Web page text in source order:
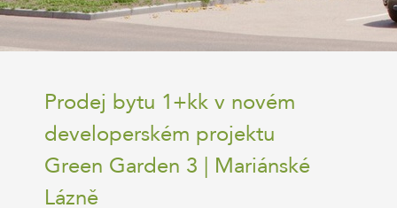
Prodej bytu 1+kk v novém
developerském projektu
Green Garden 3 | Mariánské
Lázně